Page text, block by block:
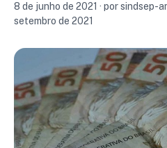
8 de junho de 2021 · por sindsep-
setembro de 2021